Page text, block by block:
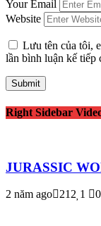
Your Email
Website
Lưu tên của tôi,
lần bình luận kế tiếp
Right Sidebar
JURASSIC
2 năm ago 212 1 0